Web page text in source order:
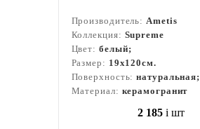
Производитель:Ametis
Коллекция: Supreme
Цвет: белый;
Размер: 19x120см.
Поверхность:натуральная;
Материал: керамогранит
2 185 i шт